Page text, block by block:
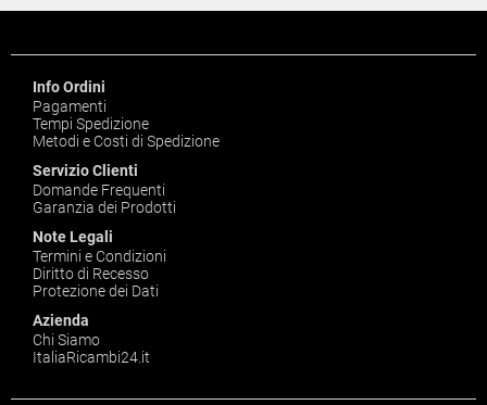
Info Ordini
Pagamenti
Tempi Spedizione
Metodi e Costi di Spedizione
Servizio Clienti
Domande Frequenti
Garanzia dei Prodotti
Note Legali
Termini e Condizioni
Diritto di Recesso
Protezione dei Dati
Azienda
Chi Siamo
ItaliaRicambi24.it